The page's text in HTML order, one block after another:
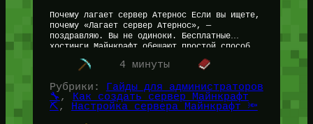
Почему лагает сервер Атернос Если вы ищете,
почему «Лагает сервер Атернос», —
поздравляю. Вы не одиноки. Бесплатные
хостинги Майнкрафт обещают простой способ
создать собственный сервер без затрат, но
на практике…
4 минуты
Рубрики:
Гайды для администраторов
🔧 ,
Как создать сервер Майнкрафт
⛏️, Настройка сервера Майнкрафт 🔦